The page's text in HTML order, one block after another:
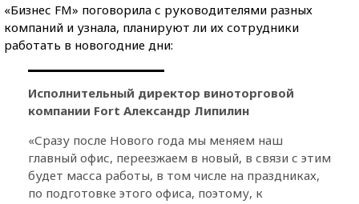
«Бизнес FM» поговорила с руководителями разных
компаний и узнала, планируют ли их сотрудники
работать в новогодние дни:
Исполнительный директор виноторговой
компании Fort Александр Липилин
«Сразу после Нового года мы меняем наш
главный офис, переезжаем в новый, в связи с этим
будет масса работы, в том числе на праздниках,
по подготовке этого офиса, поэтому, к